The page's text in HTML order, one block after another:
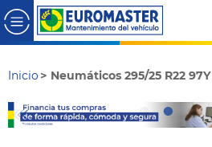
Inicio Neumáticos 295/25 R22 97Y